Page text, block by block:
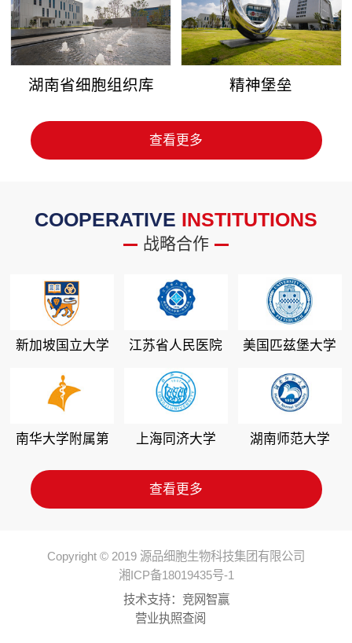
湖南省细胞组织库 精神堡垒
查看更多
COOPERATIVE INSTITUTIONS
战略合作
新加坡国立大学 江苏省人民医院 美国匹兹堡大学
南华大学附属第
上海同济大学 湖南师范大学
查看更多
Copyright © 2019 源品细胞生物科技集团有限公司
湘ICP备18019435号-1
技术支持： 竞网智赢
营业执照查阅